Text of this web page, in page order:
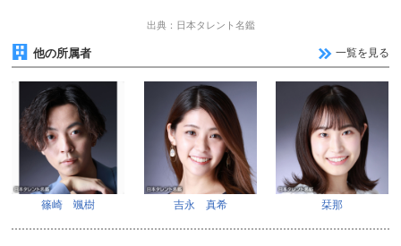
出典：日本タレント名鑑
他の所属者 一覧を見る
篠崎 颯樹 吉永 真希 栞那